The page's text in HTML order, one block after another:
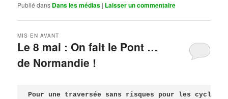
Publié dans Dans les médias | Laisser un commentaire
Le 8 mai : On fait le Pont …
de Normandie !
MIS EN AVANT
Pour une traversée sans risques pour les